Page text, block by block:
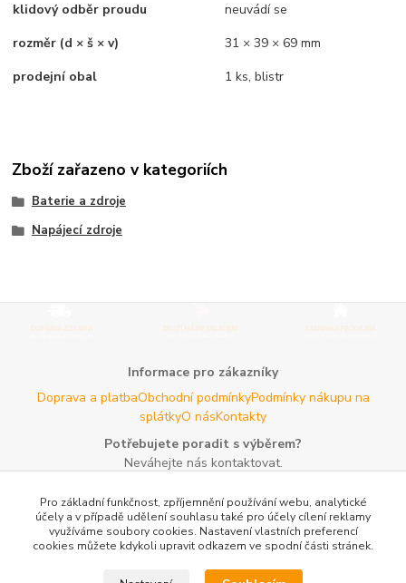
klidový odběr proudu
neuvádí se
rozměr (d × š × v)
31 × 39 × 69 mm
prodejní obal
1 ks, blistr
Zboží zařazeno v kategoriích
Baterie a zdroje
Napájecí zdroje
Informace pro zákazníky
Doprava a platbaObchodní podmínkyPodmínky nákupu na
splátkyO násKontakty
Potřebujete poradit s výběrem?
Neváhejte nás kontaktovat.
Email:info@agroczechia.cz- kdykoliv
Užitečné informace
Pro základní funkčnost, zpříjemnění používání webu, analytické
účely a v případě udělení souhlasu také pro účely cílení reklamy
využíváme soubory cookies. Nastavení vlastních preferencí
cookies můžete kdykoli upravit odkazem ve spodní části stránek.